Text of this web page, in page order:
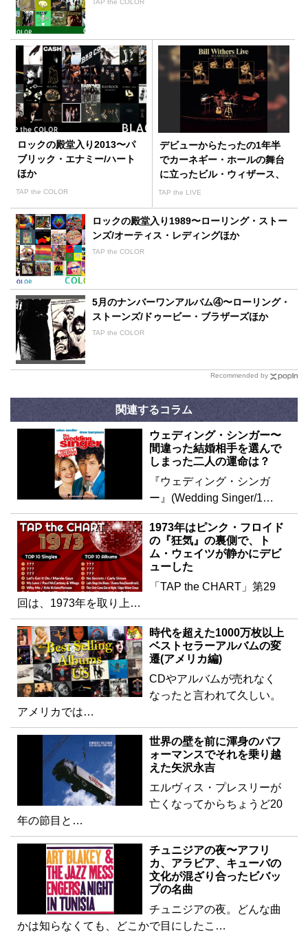
TAP the COLOR
ロックの殿堂入り2013〜パ
ブリック・エナミー/ハート
ほか
TAP the COLOR
デビューからたったの1年半
でカーネギー・ホールの舞台
に立ったビル・ウィザース、
そして43年後に再現されたコ
TAP the LIVE
ロックの殿堂入り1989〜ローリング・ストー
ンズ/オーティス・レディングほか
TAP the COLOR
5月のナンバーワンアルバム④〜ローリング・
ストーンズ/ドゥービー・ブラザーズほか
TAP the COLOR
Recommended by
関連するコラム
ウェディング・シンガー〜
間違った結婚相手を選んで
しまった二人の運命は？
『ウェディング・シンガ
ー』(Wedding Singer/1…
1973年はピンク・フロイド
の『狂気』の裏側で、ト
ム・ウェイツが静かにデビ
ューした
「TAP the CHART」第29
回は、1973年を取り上…
時代を超えた1000万枚以上
ベストセラーアルバムの変
遷(アメリカ編)
CDやアルバムが売れなく
なったと言われて久しい。
アメリカでは…
世界の壁を前に渾身のパフ
ォーマンスでそれを乗り越
えた矢沢永吉
エルヴィス・プレスリーが
亡くなってからちょうど20
年の節目と…
チュニジアの夜〜アフリ
カ、アラビア、キューバの
文化が混ざり合ったビバッ
プの名曲
チュニジアの夜。どんな曲
かは知らなくても、どこかで目にしたこ…